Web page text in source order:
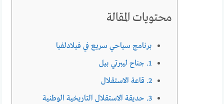
محتويات المقالة
برنامج سياحي سريع في فيلادلفيا
1. جناح ليبرتي بيل
2. قاعة الاستقلال
3. حديقة الاستقلال التاريخية الوطنية